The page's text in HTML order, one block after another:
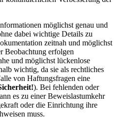
möglichst genau und
dabei wichtige Details zu
zeitnah und möglichst
Beobachtung erfolgen
und möglichst lückenlose
wichtig, da sie als rechtliches
von Haftungsfragen eine
). Bei fehlenden oder
es zu einer Beweislastumkehr
oder die Einrichtung ihre
muss.